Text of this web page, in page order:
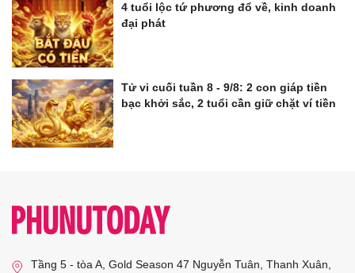
4 tuổi lộc tứ phương đổ về, kinh doanh
đại phát
Tử vi cuối tuần 8 - 9/8: 2 con giáp tiền
bạc khởi sắc, 2 tuổi cần giữ chặt ví tiền
Tầng 5 - tòa A, Gold Season 47 Nguyễn Tuân, Thanh Xuân,